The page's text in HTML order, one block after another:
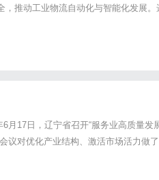
，推动工业物流自动化与智能化发展。
月17日，辽宁省召开“服务业高质量发
议对优化产业结构、激活市场活力做了
准部署六大务实工程，字字聚焦发展，
宣传部部长竟在分...